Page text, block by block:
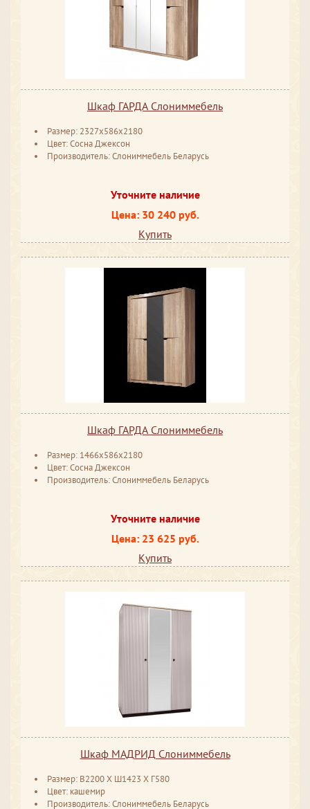
Шкаф ГАРДА Слониммебель
Размер: 2327x586x2180
Цвет: Сосна Джексон
Производитель: Слониммебель Беларусь
Уточните наличие
Цена: 30 240 руб.
Купить
Шкаф ГАРДА Слониммебель
Размер: 1466x586x2180
Цвет: Сосна Джексон
Производитель: Слониммебель Беларусь
Уточните наличие
Цена: 23 625 руб.
Купить
Шкаф МАДРИД Слониммебель
Размер: ​​​​В2200 ​Х Ш1423 ​Х Г580
Цвет: кашемир
Производитель: Слониммебель Беларусь